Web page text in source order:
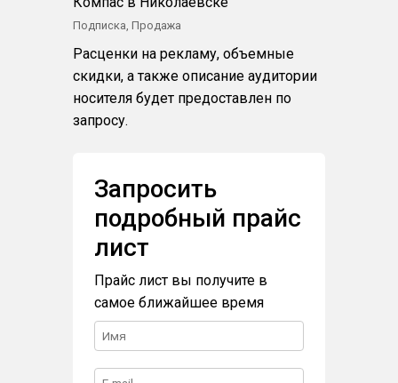
Подписка, Продажа
Расценки на рекламу, объемные
скидки, а также описание аудитории
носителя будет предоставлен по
запросу.
Запросить
подробный прайс
лист
Прайс лист вы получите в
самое ближайшее время